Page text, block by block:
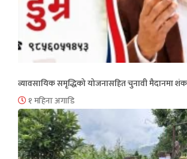
व्यावसायिक समृद्धिको योजनासहित चुनावी मैदानमा
१ महिना अगाडि